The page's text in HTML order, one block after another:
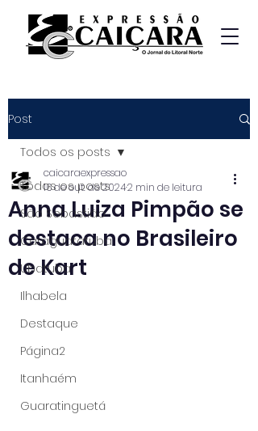
Post
Todos os posts
São Sebastião
Caraguatatuba
Ubatuba
Ilhabela
Destaque
Página2
Itanhaém
Guaratinguetá
Todos os posts
Anna Luiza Pimpão se
destaca no Brasileiro
de Kart
caicaraexpressao
16 de out. de 20242 min de leitura